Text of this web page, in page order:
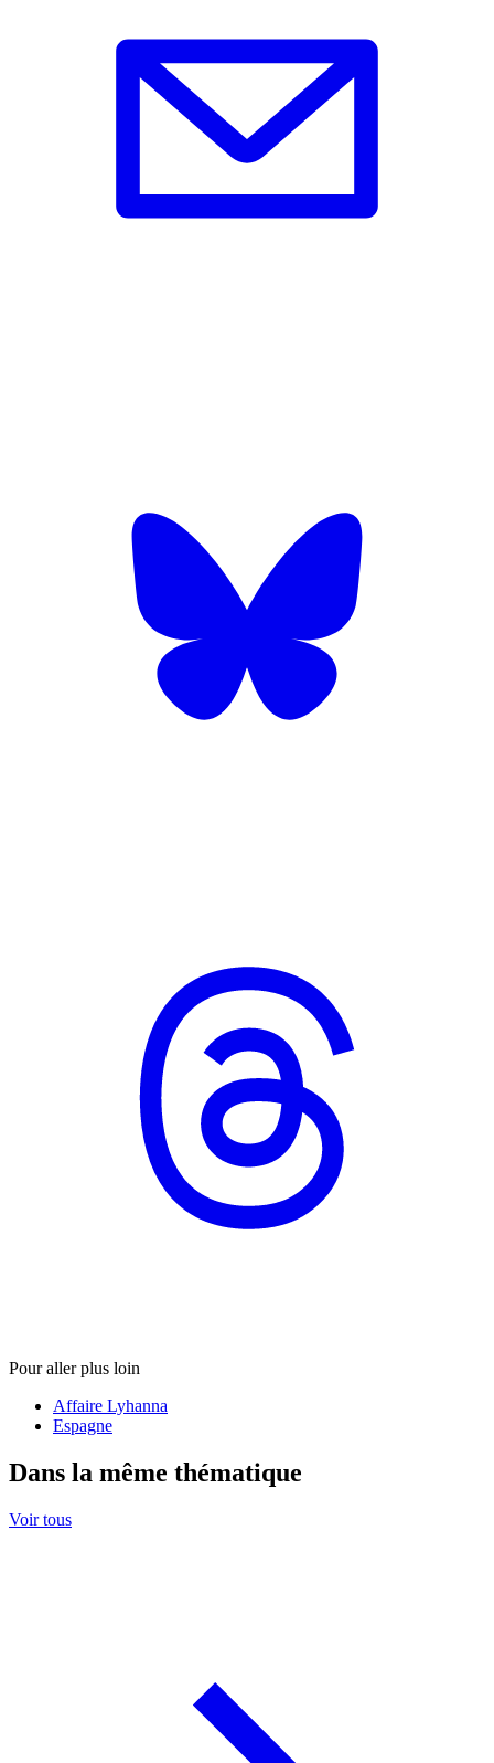
Pour aller plus loin
Affaire Lyhanna
Espagne
Dans la même thématique
Voir tous